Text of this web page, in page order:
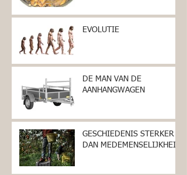
EVOLUTIE
DE MAN VAN DE
AANHANGWAGEN
GESCHIEDENIS STERKER
DAN MEDEMENSELIJKHEID